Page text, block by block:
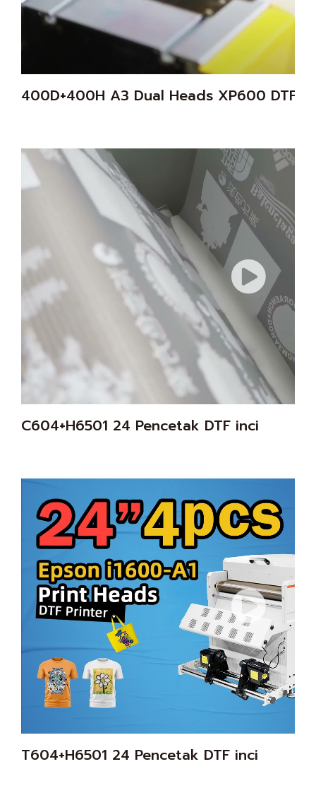
400D+400H A3 Dual Heads XP600 DTF
C604+H6501 24 Pencetak DTF inci
T604+H6501 24 Pencetak DTF inci